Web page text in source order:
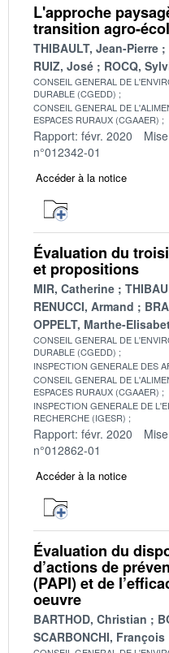
L'approche
transition agro-
THIBAULT, Jean-Pierre
RUIZ, José
ROCQ,
CONSEIL GENERAL DE
DURABLE (CGEDD)
CONSEIL GENERAL DE
ESPACES RURAUX (CGAAER)
Rapport: févr. 2020
n°012342-01
Accéder à la notice
Évaluation du
et propositions
MIR, Catherine
RENUCCI, Armand
OPPELT, Marthe-
CONSEIL GENERAL DE
DURABLE (CGEDD)
INSPECTION GENERALE DES
CONSEIL GENERAL DE
ESPACES RURAUX (CGAAER)
INSPECTION GENERALE DE
RECHERCHE (IGESR)
Rapport: févr. 2020
n°012862-01
Accéder à la notice
Évaluation du
d’actions de
(PAPI) et de
oeuvre
BARTHOD, Christian
SCARBONCHI, François